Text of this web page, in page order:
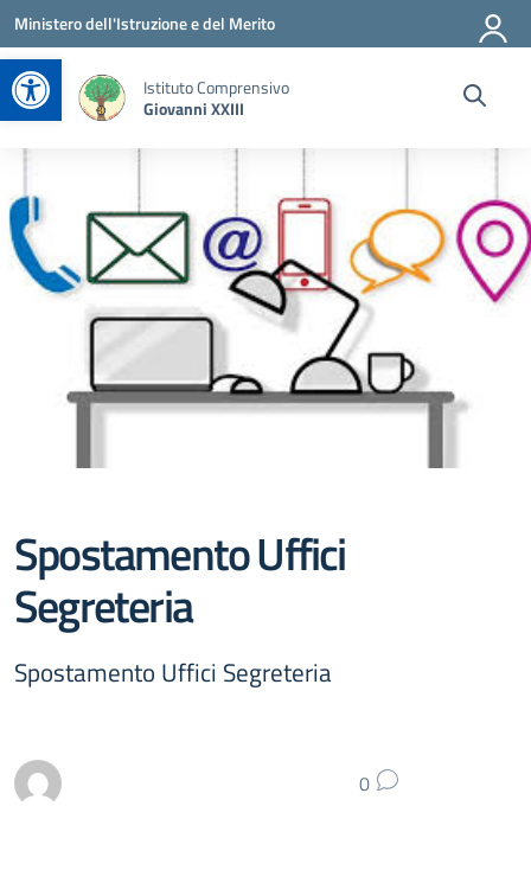
Apri la barra degli strumenti
Vai ai contenuti
Vai al menu di navigazione
Vai al footer
Ministero dell'Istruzione e del Merito
Istituto Comprensivo
Giovanni XXIII
Spostamento Uffici
Segreteria
Spostamento Uffici Segreteria
0